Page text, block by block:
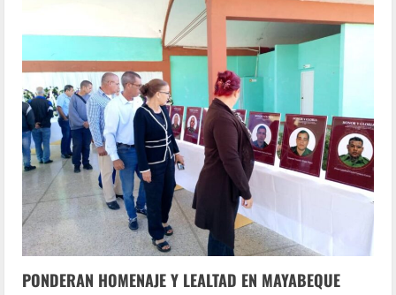
PONDERAN HOMENAJE Y LEALTAD EN MAYABEQUE